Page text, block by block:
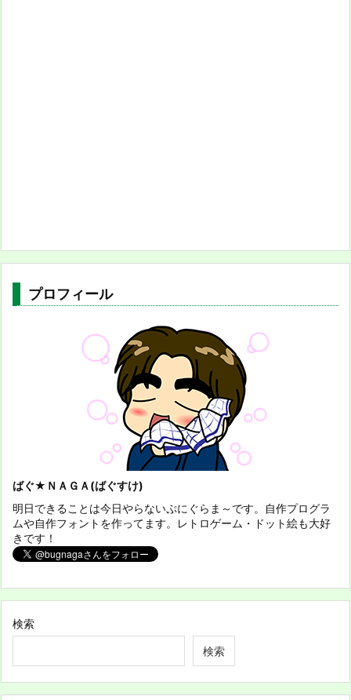
プロフィール
ばぐ★ＮＡＧＡ(ばぐすけ)
明日できることは今日やらないぷにぐらま～です。自作プログラ
ムや自作フォントを作ってます。レトロゲーム・ドット絵も大好
きです！
検索
検索